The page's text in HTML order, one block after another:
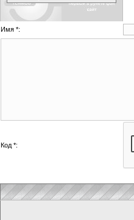
Имя *:
Код *: